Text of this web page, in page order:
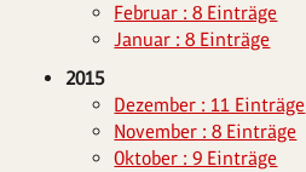
Februar : 8 Einträge
Januar : 8 Einträge
2015
Dezember : 11 Einträge
November : 8 Einträge
Oktober : 9 Einträge